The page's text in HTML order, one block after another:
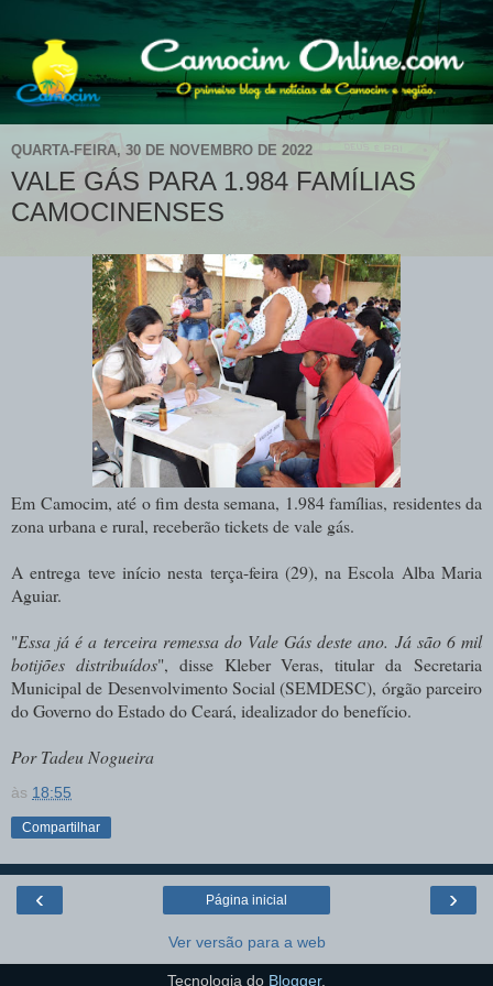
QUARTA-FEIRA, 30 DE NOVEMBRO DE 2022
VALE GÁS PARA 1.984 FAMÍLIAS
CAMOCINENSES
Em Camocim, até o fim desta semana, 1.984 famílias, residentes da
zona urbana e rural, receberão tickets de vale gás.
A entrega teve início nesta terça-feira (29), na Escola Alba Maria
Aguiar.
"Essa já é a terceira remessa do Vale Gás deste ano. Já são 6 mil
botijões distribuídos", disse Kleber Veras, titular daSecretaria
Municipal de Desenvolvimento Social (SEMDESC), órgão parceiro
do Governo do Estado do Ceará, idealizador do benefício.
Por Tadeu Nogueira
às 18:55
Compartilhar
‹ ›
Página inicial
Ver versão para a web
Tecnologia do Blogger.